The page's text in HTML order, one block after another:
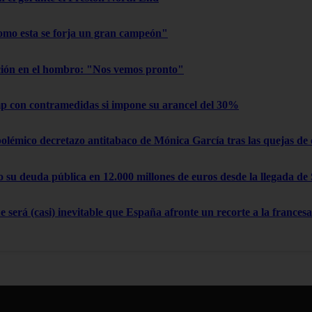
esta se forja un gran campeón"
en el hombro: "Nos vemos pronto"
con contramedidas si impone su arancel del 30%
decretazo antitabaco de Mónica García tras las quejas de
deuda pública en 12.000 millones de euros desde la llegada de
será (casi) inevitable que España afronte un recorte a la francesa